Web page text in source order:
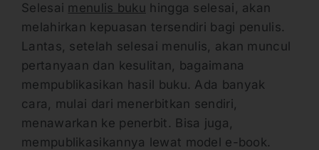
Selesai menulis buku hingga selesai, akan
melahirkan kepuasan tersendiri bagi penulis.
Lantas, setelah selesai menulis, akan muncul
pertanyaan dan kesulitan, bagaimana
mempublikasikan hasil buku. Ada banyak
cara, mulai dari menerbitkan sendiri,
menawarkan ke penerbit. Bisa juga,
mempublikasikannya lewat model e-book.